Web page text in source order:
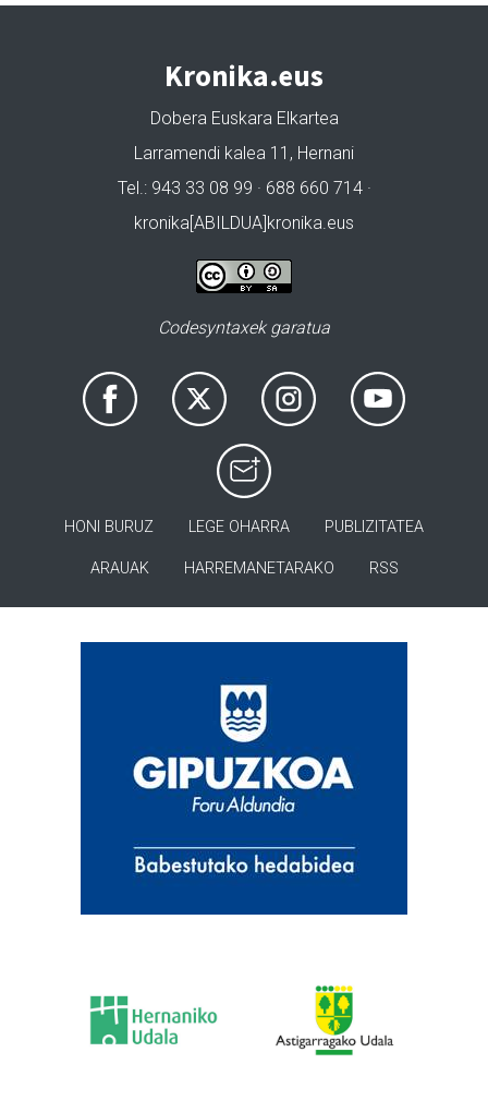
Kronika.eus
Dobera Euskara Elkartea
Larramendi kalea 11, Hernani
Tel.: 943 33 08 99 · 688 660 714 ·
kronika[ABILDUA]kronika.eus
Codesyntaxek garatua
HONI BURUZ LEGE OHARRA PUBLIZITATEA
ARAUAK HARREMANETARAKO RSS